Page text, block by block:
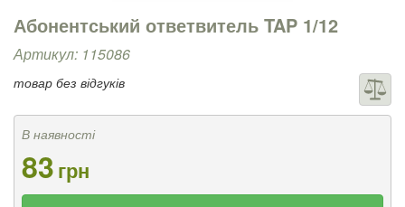
Абонентський ответвитель TAP 1/12
Артикул: 115086
товар без відгуків
В наявності
83грн